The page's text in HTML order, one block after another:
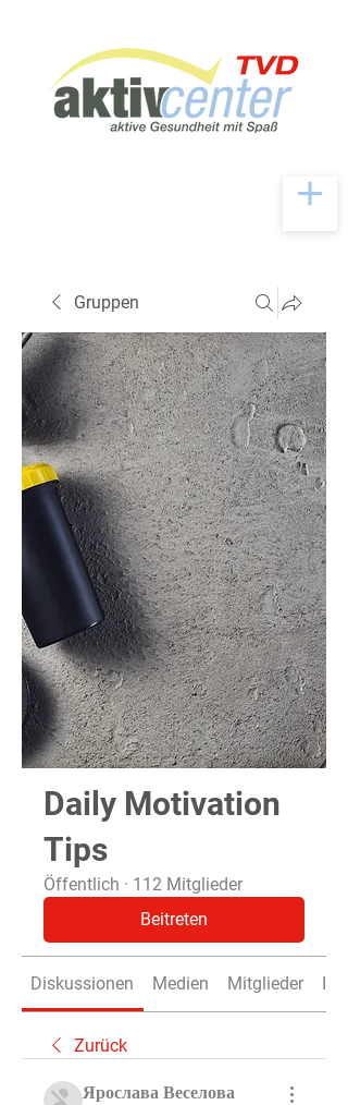
Gruppen
Daily Motivation
Tips
Öffentlich · 112 Mitglieder
Beitreten
Diskussionen Medien Mitglieder Info
Zurück
Ярослава Веселова